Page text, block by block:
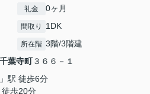
礼金 0ヶ月
間取り 1DK
所在階 3階/3階建
千葉寺町３６６－１
」駅 徒歩6分
徒歩20分